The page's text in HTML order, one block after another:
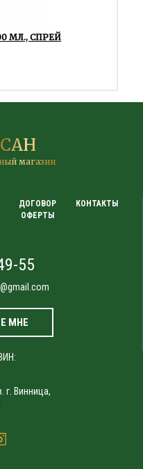
МЛ., СПРЕЙ
магазин
ДОГОВОР
ОФЕРТЫ
КОНТАКТЫ
55
МНЕ
г. Винница,